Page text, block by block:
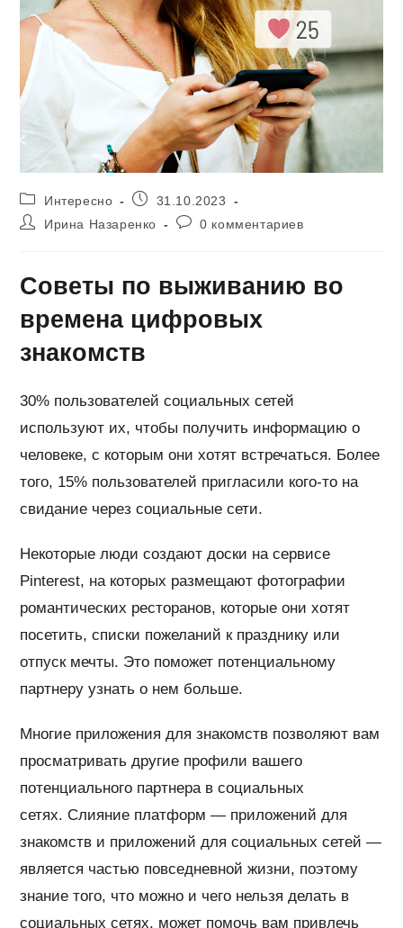
Рубрика
записи:
Интересно
Запись
опубликована:
31.10.2023
АвторИрина Назаренко
Комментарии
0 комментариев
Советы по выживанию во
времена цифровых
знакомств
30% пользователей социальных сетей
используют их, чтобы получить информацию о
человеке, с которым они хотят встречаться. Более
того, 15% пользователей пригласили кого-то на
свидание через социальные сети.
Некоторые люди создают доски на сервисе
Pinterest, на которых размещают фотографии
романтических ресторанов, которые они хотят
посетить, списки пожеланий к празднику или
отпуск мечты. Это поможет потенциальному
партнеру узнать о нем больше.
Многие приложения для знакомств позволяют вам
просматривать другие профили вашего
потенциального партнера в социальных
сетях. Слияние платформ — приложений для
знакомств и приложений для социальных сетей —
является частью повседневной жизни, поэтому
знание того, что можно и чего нельзя делать в
социальных сетях, может помочь вам привлечь